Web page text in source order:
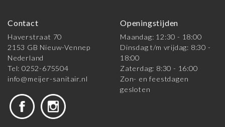
Contact
Haverstraat 70
2153 GB Nieuw-Vennep
Nederland
Tel: 0252-675504
info@meijer-sanitair.nl
Openingstijden
Maandag: 12:30 - 18:00
Dinsdag t/m vrijdag: 8:30 -
18:00
Zaterdag: 8:30 - 16:00
Zon- en feestdagen
gesloten